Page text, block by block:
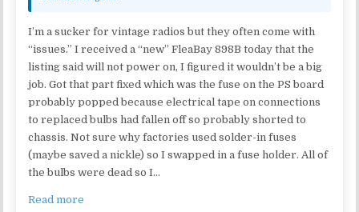
I’m a sucker for vintage radios but they often come with
“issues.” I received a “new” FleaBay 898B today that the
listing said will not power on, I figured it wouldn’t be a big
job. Got that part fixed which was the fuse on the PS board
probably popped because electrical tape on connections
to replaced bulbs had fallen off so probably shorted to
chassis. Not sure why factories used solder-in fuses
(maybe saved a nickle) so I swapped in a fuse holder. All of
the bulbs were dead so I…
Read more